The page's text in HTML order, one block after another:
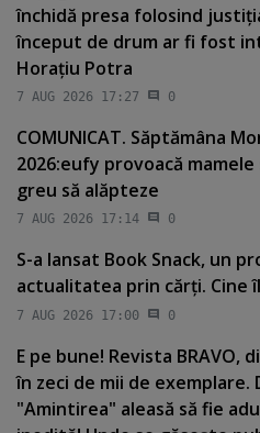
închidă presa folosind
început de drum ar fi fost
Horaţiu Potra
7 AUG 2026 17:27 0
COMUNICAT. Săptămâna
2026:eufy provoacă
greu să alăpteze
7 AUG 2026 17:14 0
S-a lansat Book Snack, un
actualitatea prin cărţi. Cine
7 AUG 2026 17:00 0
E pe bune! Revista BRAVO,
în zeci de mii de exemplare.
"Amintirea" aleasă să fie